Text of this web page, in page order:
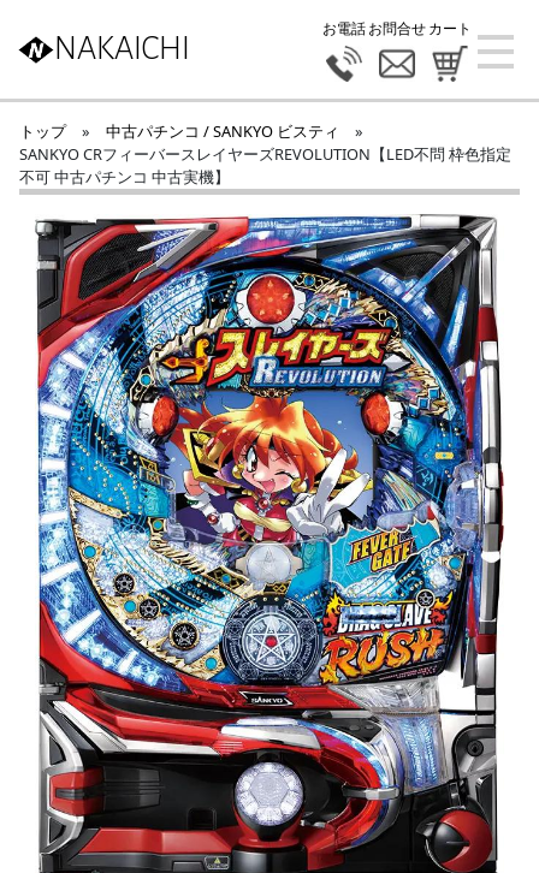
NAKAICHI
お電話お問合せカート
トップ » 中古パチンコ / SANKYO ビスティ
»
SANKYO CRフィーバースレイヤーズREVOLUTION【LED不問 枠色指定
不可 中古パチンコ 中古実機】